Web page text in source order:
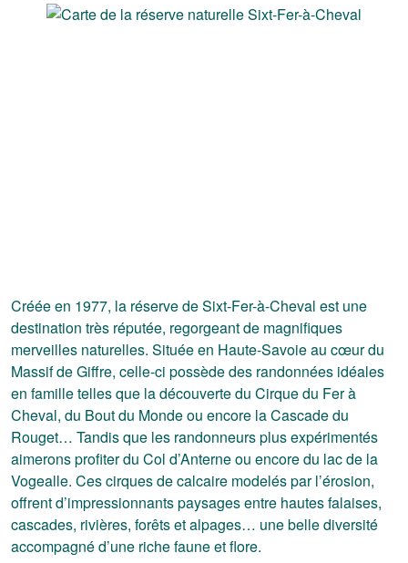
Créée en 1977, la réserve de Sixt-Fer-à-Cheval est une
destination très réputée, regorgeant de magnifiques
merveilles naturelles. Située en Haute-Savoie au cœur du
Massif de Giffre, celle-ci possède des randonnées idéales
en famille telles que la découverte du Cirque du Fer à
Cheval, du Bout du Monde ou encore la Cascade du
Rouget… Tandis que les randonneurs plus expérimentés
aimerons profiter du Col d’Anterne ou encore du lac de la
Vogealle. Ces cirques de calcaire modelés par l’érosion,
offrent d’impressionnants paysages entre hautes falaises,
cascades, rivières, forêts et alpages… une belle diversité
accompagné d’une riche faune et flore.